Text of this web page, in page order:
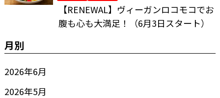
【RENEWAL】ヴィーガンロコモコでお
腹も心も大満足！（6月3日スタート）
月別
2026年6月
2026年5月